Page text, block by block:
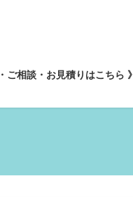
ご相談・お見積りはこちら 》